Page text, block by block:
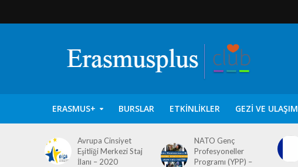
ERASMUS+ BURSLAR ETKINLIKLER GEZI VE ULAŞIM
Avrupa Cinsiyet
Eşitliği Merkezi Staj
İlanı – 2020
NATO Genç
Profesyoneller
Programı (YPP) –